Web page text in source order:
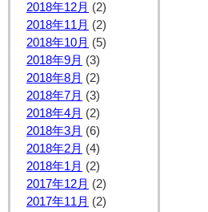
2018年12月 (2)
2018年11月 (2)
2018年10月 (5)
2018年9月 (3)
2018年8月 (2)
2018年7月 (3)
2018年4月 (2)
2018年3月 (6)
2018年2月 (4)
2018年1月 (2)
2017年12月 (2)
2017年11月 (2)